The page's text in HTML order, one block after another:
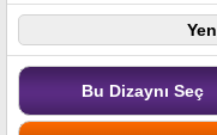
Bu Dizaynı Seç